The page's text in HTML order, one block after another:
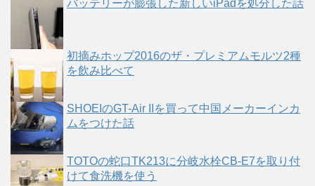
バッテリーが膨張した新しいiPadを処分した話
初摘みホップ2016のザ・プレミアムモルツ2種
を飲み比べて
SHOEIのGT-Air IIを買って中国メーカーインカ
ムをつけた話
TOTOの蛇口TK213に分岐水栓CB-E7を取り付
けて食洗機を使う